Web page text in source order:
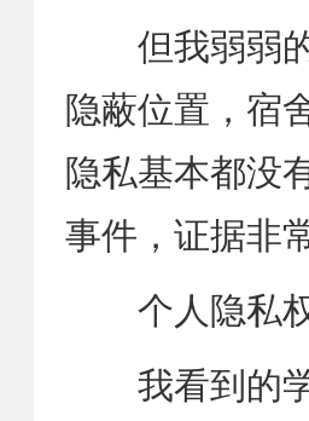
但我弱弱的
隐蔽位置，宿
隐私基本都没
事件，证据非
个人隐私权
我看到的学